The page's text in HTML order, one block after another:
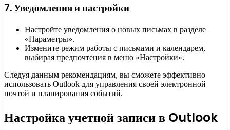
7. Уведомления и настройки
Настройте уведомления о новых письмах в разделе
«Параметры».
Измените режим работы с письмами и календарем,
выбирая предпочтения в меню «Настройки».
Следуя данным рекомендациям, вы сможете эффективно
использовать Outlook для управления своей электронной
почтой и планирования событий.
Настройка учетной записи в Outlook